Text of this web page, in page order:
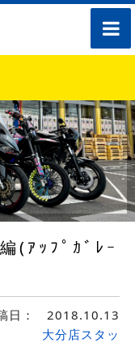
toggle
(ｱｯﾌﾟｶﾞﾚｰ
日： 2018.10.13
大分店スタッ